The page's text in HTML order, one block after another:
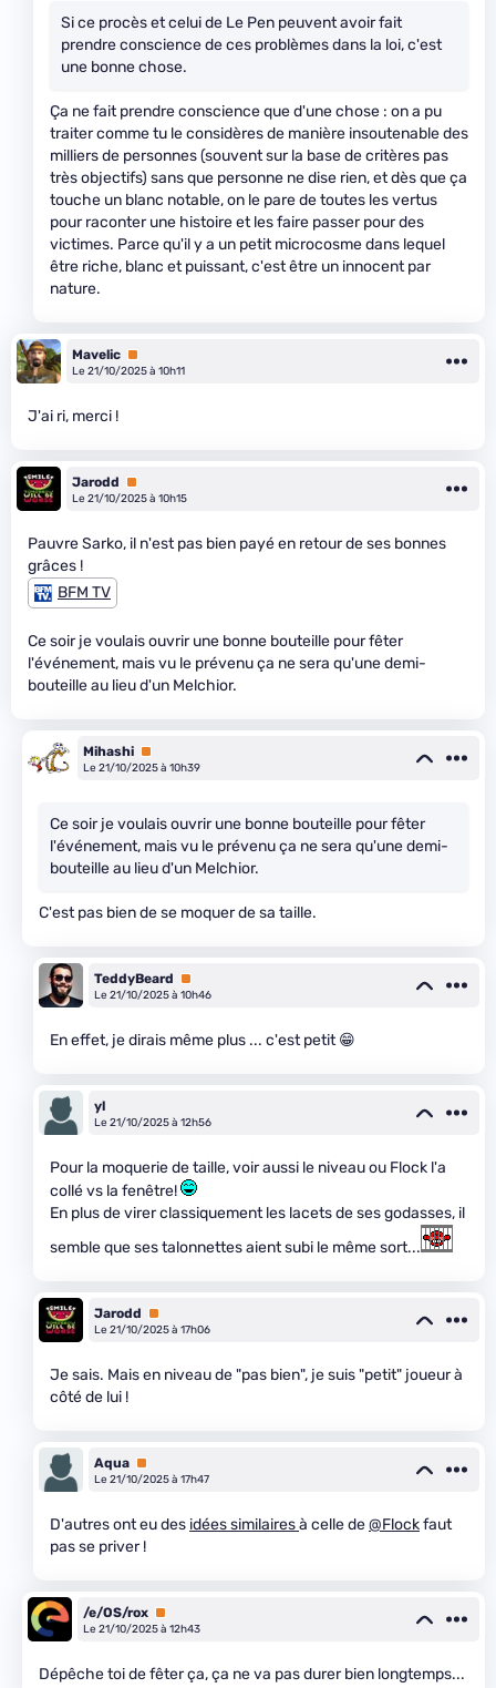
Si ce procès et celui de Le Pen peuvent avoir fait
prendre conscience de ces problèmes dans la loi, c'est
une bonne chose.
Ça ne fait prendre conscience que d'une chose : on a pu
traiter comme tu le considères de manière insoutenable des
milliers de personnes (souvent sur la base de critères pas
très objectifs) sans que personne ne dise rien, et dès que ça
touche un blanc notable, on le pare de toutes les vertus
pour raconter une histoire et les faire passer pour des
victimes. Parce qu'il y a un petit microcosme dans lequel
être riche, blanc et puissant, c'est être un innocent par
nature.
Mavelic Premium
Le 21/10/2025 à 10h11
J'ai ri, merci !
Jarodd
Premium
Le 21/10/2025 à 10h15
Pauvre Sarko, il n'est pas bien payé en retour de ses bonnes
grâces !
BFM TV
Ce soir je voulais ouvrir une bonne bouteille pour fêter
l'événement, mais vu le prévenu ça ne sera qu'une demi-
bouteille au lieu d'un Melchior.
Mihashi Premium
Le 21/10/2025 à 10h39
Ce soir je voulais ouvrir une bonne bouteille pour fêter
l'événement, mais vu le prévenu ça ne sera qu'une demi-
bouteille au lieu d'un Melchior.
C'est pas bien de se moquer de sa taille.
TeddyBeard
Premium
Le 21/10/2025 à 10h46
En effet, je dirais même plus ... c'est petit 😁
yl
Le 21/10/2025 à 12h56
Pour la moquerie de taille, voir aussi le niveau ou Flock l'a
collé vs la fenêtre!
En plus de virer classiquement les lacets de ses godasses, il
semble que ses talonnettes aient subi le même sort...
Jarodd
Premium
Le 21/10/2025 à 17h06
Je sais. Mais en niveau de "pas bien", je suis "petit" joueur à
côté de lui !
Aqua Premium
Le 21/10/2025 à 17h47
D'autres ont eu des idées similairesà celle de@Flockfaut
pas se priver !
/e/OS/rox Premium
Le 21/10/2025 à 12h43
Dépêche toi de fêter ça, ça ne va pas durer bien longtemps...